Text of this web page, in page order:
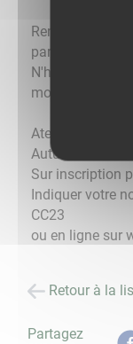
Rencontres
partager le
N'hésitez pas à
moment !
Ateliers gratuits
Autunois
Sur inscription
Indiquer votre
CC23
​​​​​​​ou en ligne sur
Retour à la
Partagez